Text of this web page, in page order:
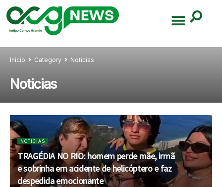
Início Category Noticias
Noticias
NOTICIAS
TRAGÉDIA NO RIO: homem perde mãe, irmã
e sobrinha em acidente de helicóptero e faz
despedida emocionante